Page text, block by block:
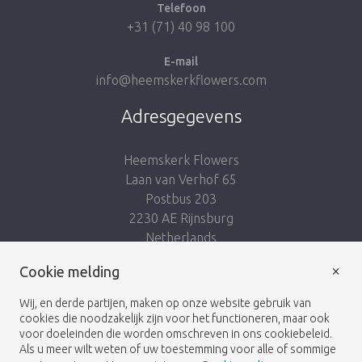
Telefoon
+31 (71) 40 98 100
E-mail
info@heemskerkflowers.com
Adresgegevens
Heemskerk Flowers
Laan van Verhof 65
Postbus 203
2230 AE Rijnsburg
Netherlands
Cookie melding
Wij, en derde partijen, maken op onze website gebruik van
cookies die noodzakelijk zijn voor het functioneren, maar ook
voor doeleinden die worden omschreven in ons cookiebeleid.
Als u meer wilt weten of uw toestemming voor alle of sommige
×